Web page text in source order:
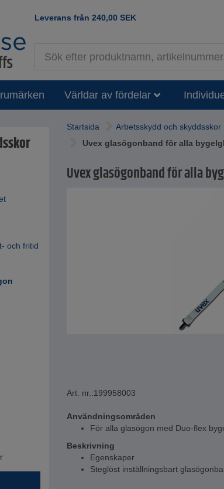
Leverans från 240,00 SEK
Världar av fördelar
och fritid
Startsida Arbetsskydd och skyddsskor
Uvex glasögonband för alla
Uvex glasögonband för alla
Art. nr.:199958003
Användningsområden
För alla glasögon med Duo-flex
Beskrivning
Egenskaper
Steglöst inställningsbart